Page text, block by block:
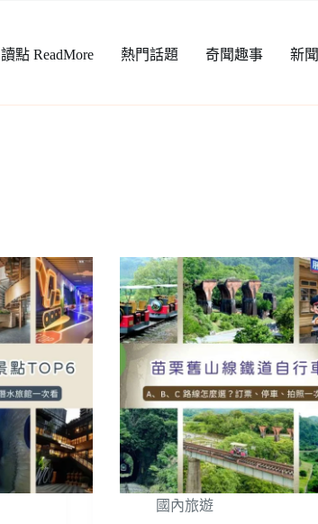
讀點 ReadMore 熱門話題 奇聞趣事 新聞
國內旅遊